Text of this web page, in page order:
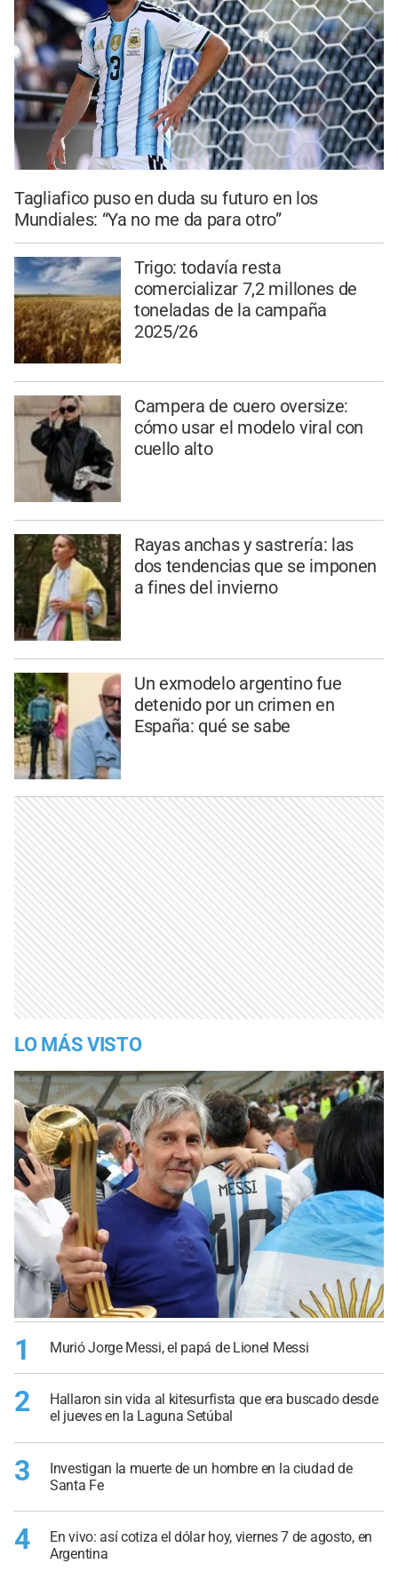
Tagliafico puso en duda su futuro en los
Mundiales: “Ya no me da para otro”
Trigo: todavía resta
comercializar 7,2 millones de
toneladas de la campaña
2025/26
Campera de cuero oversize:
cómo usar el modelo viral con
cuello alto
Rayas anchas y sastrería: las
dos tendencias que se imponen
a fines del invierno
Un exmodelo argentino fue
detenido por un crimen en
España: qué se sabe
LO MÁS VISTO
1 Murió Jorge Messi, el papá de Lionel Messi
2
Hallaron sin vida al kitesurfista que era buscado desde
el jueves en la Laguna Setúbal
3
Investigan la muerte de un hombre en la ciudad de
Santa Fe
4
En vivo: así cotiza el dólar hoy, viernes 7 de agosto, en
Argentina